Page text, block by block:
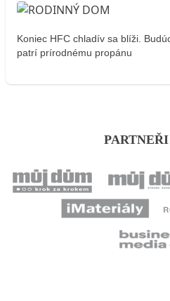
Koniec HFC chladív sa blíži.
patrí prírodnému propánu